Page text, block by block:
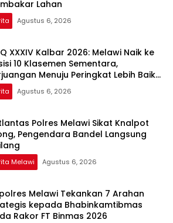
Lahan
Agustus 6, 2026
XXXIV Kalbar 2026: Melawi Naik ke
10 Klasemen Sementara,
Menuju Peringkat Lebih Baik
Agustus 6, 2026
Polres Melawi Sikat Knalpot
Pengendara Bandel Langsung
Melawi Agustus 6, 2026
Melawi Tekankan 7 Arahan
kepada Bhabinkamtibmas
Rakor FT Binmas 2026